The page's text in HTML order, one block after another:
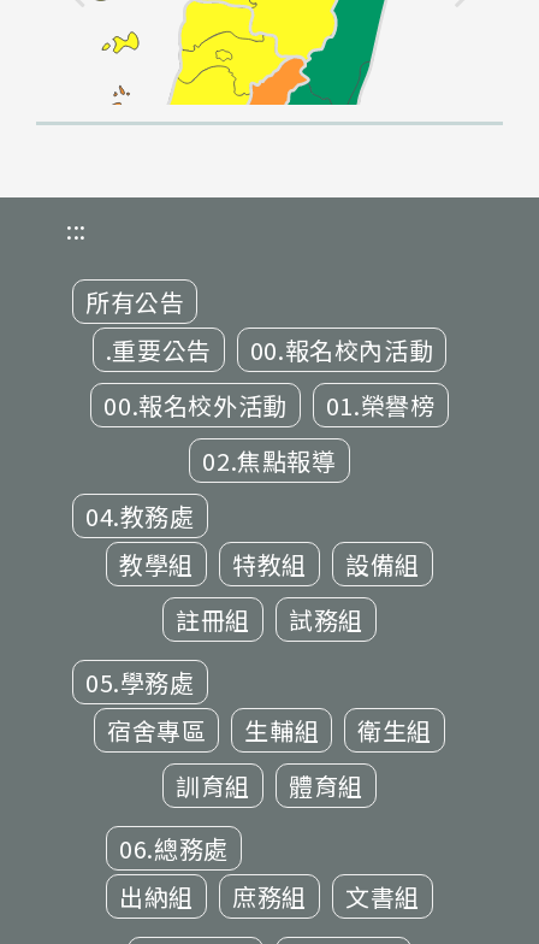
:::
所有公告
.重要公告
00.報名校內活動
00.報名校外活動
01.榮譽榜
02.焦點報導
04.教務處
教學組
特教組
設備組
註冊組
試務組
05.學務處
宿舍專區
生輔組
衛生組
訓育組
體育組
06.總務處
出納組
庶務組
文書組